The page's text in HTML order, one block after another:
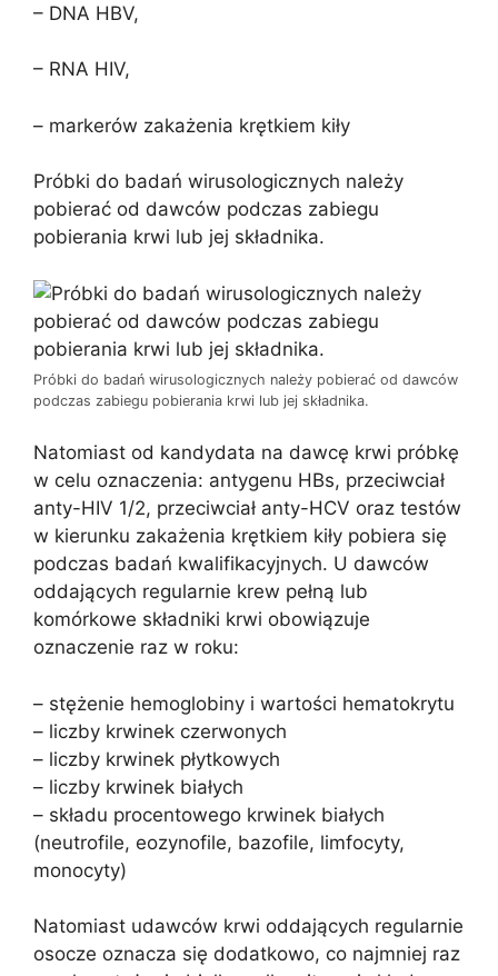
– DNA HBV,
– RNA HIV,
– markerów zakażenia krętkiem kiły
Próbki do badań wirusologicznych należy
pobierać od dawców podczas zabiegu
pobierania krwi lub jej składnika.
Próbki do badań wirusologicznych należy pobierać od dawców
podczas zabiegu pobierania krwi lub jej składnika.
Natomiast od kandydata na dawcę krwi próbkę
w celu oznaczenia: antygenu HBs, przeciwciał
anty-HIV 1/2, przeciwciał anty-HCV oraz testów
w kierunku zakażenia krętkiem kiły pobiera się
podczas badań kwalifikacyjnych. U dawców
oddających regularnie krew pełną lub
komórkowe składniki krwi obowiązuje
oznaczenie raz w roku:
– stężenie hemoglobiny i wartości hematokrytu
– liczby krwinek czerwonych
– liczby krwinek płytkowych
– liczby krwinek białych
– składu procentowego krwinek białych
(neutrofile, eozynofile, bazofile, limfocyty,
monocyty)
Natomiast udawców krwi oddających regularnie
osocze oznacza się dodatkowo, co najmniej raz